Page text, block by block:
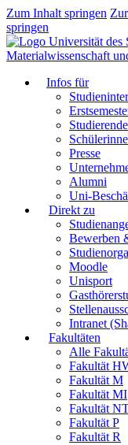
Zum Inhalt springen
springen
Materialwissenschaft
Infos für
Studierende
Presse
Alumni
Uni-
Direkt zu
Bewerben
Moodle
Unisport
Intranet
Fakultäten
Alle
Fakultät
Fakultät M
Fakultät MI
Fakultät
Fakultät P
Fakultät R